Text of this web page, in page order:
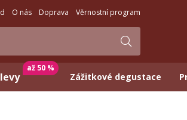
O nás Doprava Věrnostní program
až 50 %
Zážitkové degustace